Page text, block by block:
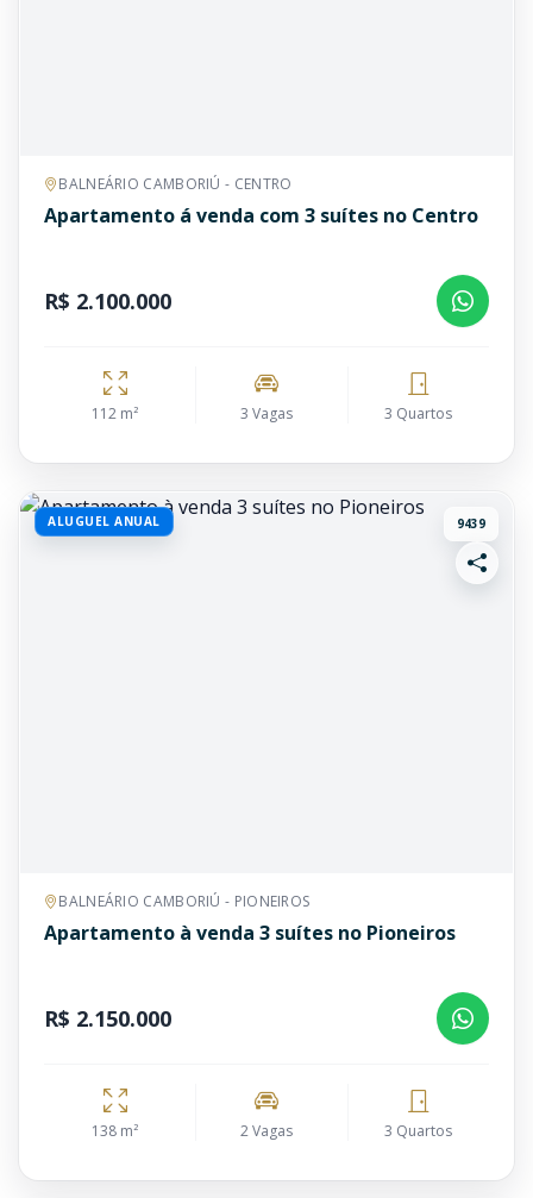
BALNEÁRIO CAMBORIÚ - CENTRO
Apartamento á venda com 3 suítes no Centro
R$ 2.100.000
112 m² 3 Vagas 3 Quartos
ALUGUEL ANUAL 9439
BALNEÁRIO CAMBORIÚ - PIONEIROS
Apartamento à venda 3 suítes no Pioneiros
R$ 2.150.000
138 m² 2 Vagas 3 Quartos